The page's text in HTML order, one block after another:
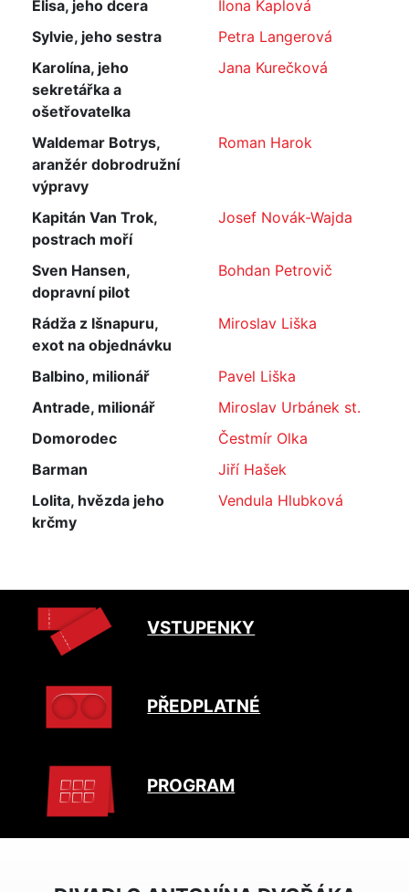
Elisa, jeho dcera
Ilona Kaplová
Sylvie, jeho sestra
Petra Langerová
Karolína, jeho
sekretářka a
ošetřovatelka
Jana Kurečková
Waldemar Botrys,
aranžér dobrodružní
výpravy
Roman Harok
Kapitán Van Trok,
postrach moří
Josef Novák-Wajda
Sven Hansen,
dopravní pilot
Bohdan Petrovič
Rádža z Išnapuru,
exot na objednávku
Miroslav Liška
Balbino, milionář
Pavel Liška
Antrade, milionář
Miroslav Urbánek st.
Domorodec
Čestmír Olka
Barman
Jiří Hašek
Lolita, hvězda jeho
krčmy
Vendula Hlubková
VSTUPENKY
PŘEDPLATNÉ
PROGRAM